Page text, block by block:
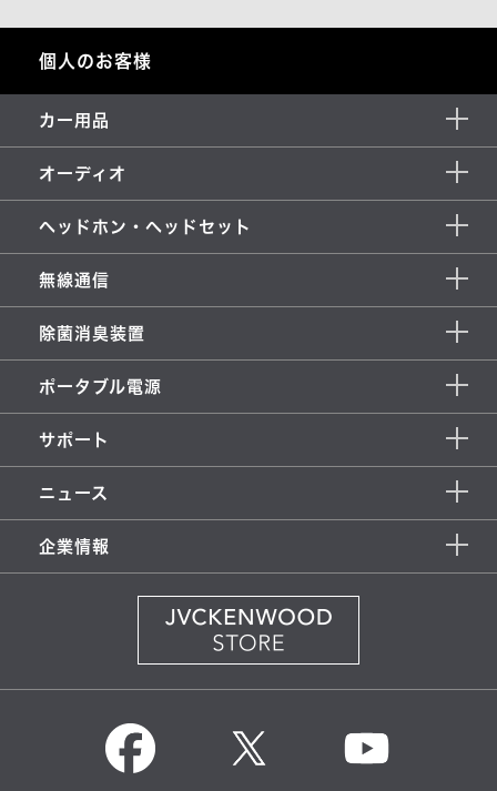
個人のお客様
カー用品
オーディオ
ヘッドホン・ヘッドセット
無線通信
除菌消臭装置
ポータブル電源
サポート
ニュース
企業情報